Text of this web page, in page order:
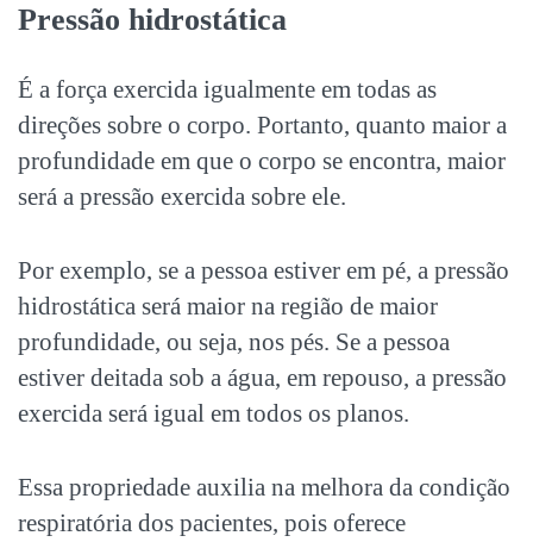
Pressão hidrostática
É a força exercida igualmente em todas as
direções sobre o corpo. Portanto, quanto maior a
profundidade em que o corpo se encontra, maior
será a pressão exercida sobre ele.
Por exemplo, se a pessoa estiver em pé, a pressão
hidrostática será maior na região de maior
profundidade, ou seja, nos pés. Se a pessoa
estiver deitada sob a água, em repouso, a pressão
exercida será igual em todos os planos.
Essa propriedade auxilia na melhora da condição
respiratória dos pacientes, pois oferece